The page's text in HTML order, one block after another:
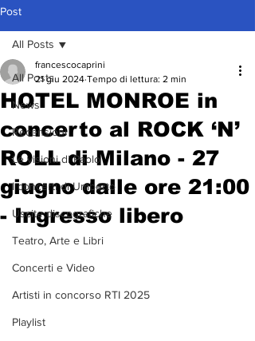
Post
All Posts
News
Recensioni
Le visioni di Paolo
I concerti di Umberto
Uscite discografiche
Teatro, Arte e Libri
Concerti e Video
Artisti in concorso RTI 2025
Playlist
All Posts
HOTEL MONROE in
concerto al ROCK ‘N’
ROLL di Milano - 27
giugno dalle ore 21:00
- Ingresso libero
francescocaprini
21 giu 2024 Tempo di lettura: 2 min